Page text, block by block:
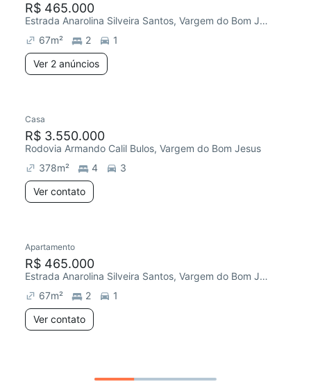
R$ 465.000
Estrada Anarolina Silveira Santos, Vargem do Bom Jesus
67m² 2
1
Ver 2 anúncios
Casa
R$ 3.550.000
Rodovia Armando Calil Bulos, Vargem do Bom Jesus
378m² 4
3
Ver contato
Apartamento
R$ 465.000
Estrada Anarolina Silveira Santos, Vargem do Bom Jesus
67m² 2
1
Ver contato